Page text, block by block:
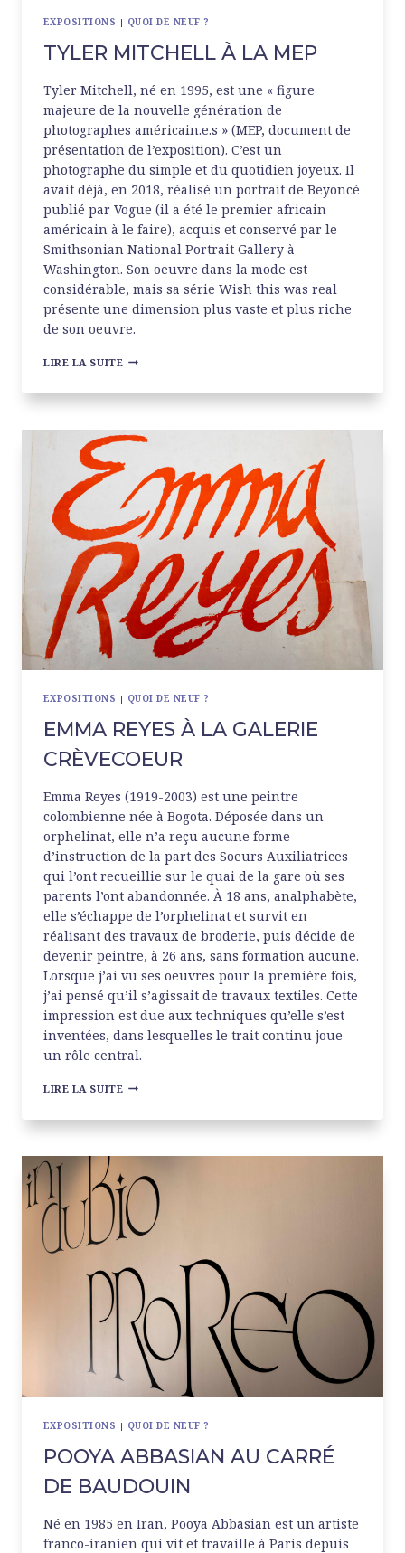
EXPOSITIONS | QUOI DE NEUF ?
TYLER MITCHELL À LA MEP
Tyler Mitchell, né en 1995, est une « figure
majeure de la nouvelle génération de
photographes américain.e.s » (MEP, document de
présentation de l’exposition). C’est un
photographe du simple et du quotidien joyeux. Il
avait déjà, en 2018, réalisé un portrait de Beyoncé
publié par Vogue (il a été le premier africain
américain à le faire), acquis et conservé par le
Smithsonian National Portrait Gallery à
Washington. Son oeuvre dans la mode est
considérable, mais sa série Wish this was real
présente une dimension plus vaste et plus riche
de son oeuvre.
LIRE LA SUITE TYLER
EXPOSITIONS | QUOI DE NEUF ?
EMMA REYES À LA GALERIE
CRÈVECOEUR
Emma Reyes (1919-2003) est une peintre
colombienne née à Bogota. Déposée dans un
orphelinat, elle n’a reçu aucune forme
d’instruction de la part des Soeurs Auxiliatrices
qui l’ont recueillie sur le quai de la gare où ses
parents l’ont abandonnée. À 18 ans, analphabète,
elle s’échappe de l’orphelinat et survit en
réalisant des travaux de broderie, puis décide de
devenir peintre, à 26 ans, sans formation aucune.
Lorsque j’ai vu ses oeuvres pour la première fois,
j’ai pensé qu’il s’agissait de travaux textiles. Cette
impression est due aux techniques qu’elle s’est
inventées, dans lesquelles le trait continu joue
un rôle central.
LIRE LA SUITE EMMA
À
EXPOSITIONS | QUOI DE NEUF ?
POOYA ABBASIAN AU CARRÉ
DE BAUDOUIN
Né en 1985 en Iran, Pooya Abbasian est un artiste
franco-iranien qui vit et travaille à Paris depuis